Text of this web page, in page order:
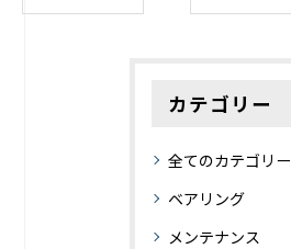
カテゴリー
全てのカテゴリー
ベアリング
メンテナンス